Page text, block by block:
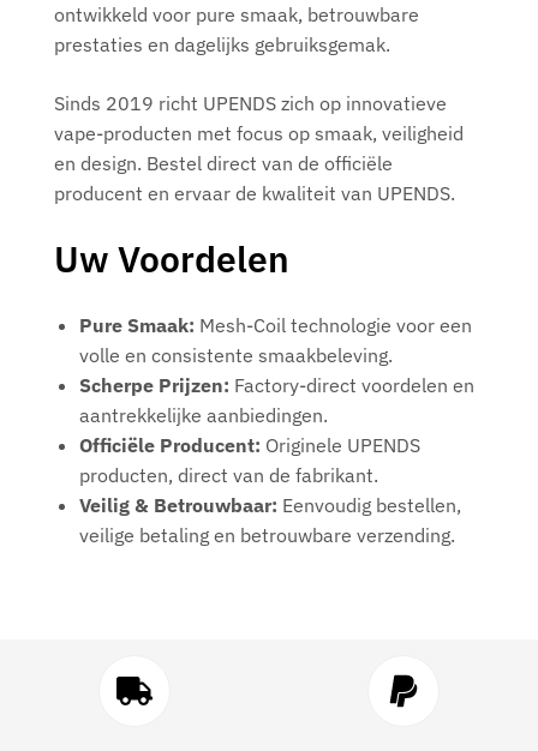
ontwikkeld voor pure smaak, betrouwbare
prestaties en dagelijks gebruiksgemak.
Sinds 2019 richt UPENDS zich op innovatieve
vape-producten met focus op smaak, veiligheid
en design. Bestel direct van de officiële
producent en ervaar de kwaliteit van UPENDS.
Uw Voordelen
Pure Smaak: Mesh-Coil technologie voor een
volle en consistente smaakbeleving.
Scherpe Prijzen: Factory-direct voordelen en
aantrekkelijke aanbiedingen.
Officiële Producent: Originele UPENDS
producten, direct van de fabrikant.
Veilig & Betrouwbaar: Eenvoudig bestellen,
veilige betaling en betrouwbare verzending.